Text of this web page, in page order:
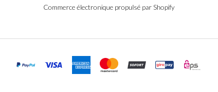
Commerce électronique propulsé par Shopify